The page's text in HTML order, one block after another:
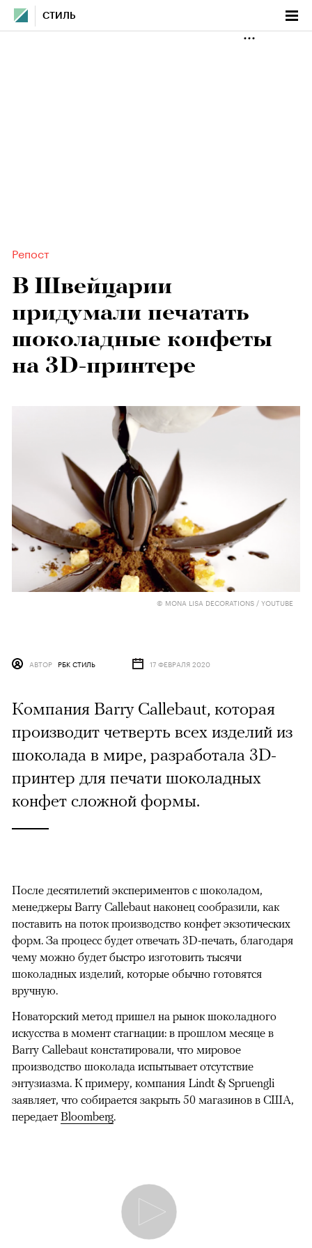
СТИЛЬ
Репост
В Швейцарии
придумали печатать
шоколадные конфеты
на 3D-принтере
© MONA LISA DECORATIONS / YOUTUBE
АВТОР РБК СТИЛЬ 17 ФЕВРАЛЯ 2020
Компания Barry Callebaut, которая
производит четверть всех изделий из
шоколада в мире, разработала 3D-
принтер для печати шоколадных
конфет сложной формы.
После десятилетий экспериментов с шоколадом,
менеджеры Barry Callebaut наконец сообразили, как
поставить на поток производство конфет экзотических
форм. За процесс будет отвечать 3D-печать, благодаря
чему можно будет быстро изготовить тысячи
шоколадных изделий, которые обычно готовятся
вручную.
Новаторский метод пришел на рынок шоколадного
искусства в момент стагнации: в прошлом месяце в
Barry Callebaut констатировали, что мировое
производство шоколада испытывает отсутствие
энтузиазма. К примеру, компания Lindt & Spruengli
заявляет, что собирается закрыть 50 магазинов в США,
передает Bloomberg.